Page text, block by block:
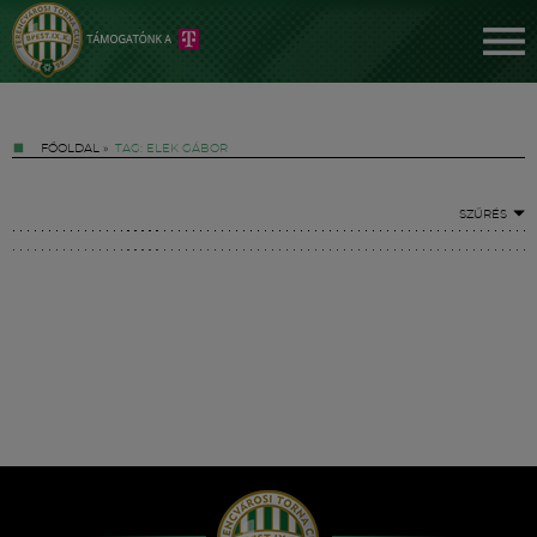
FŐOLDAL » TAG: ELEK GÁBOR
SZŰRÉS
Hírek